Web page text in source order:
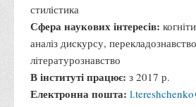
Обсяги державного замовлення
Розклади проведення вступних
Приймальна комісія
Положення про приймальну
стилістика
Сфера наукових інтересів:
аналіз дискурсу,
літературознавство
В інституті працює: з 2017 р.
Електронна пошта: